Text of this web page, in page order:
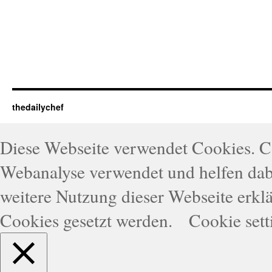
thedailychef
Diese Webseite verwendet Cookies.
Webanalyse verwendet und helfen
weitere Nutzung dieser Webseite
Cookies gesetzt werden.
Cookie